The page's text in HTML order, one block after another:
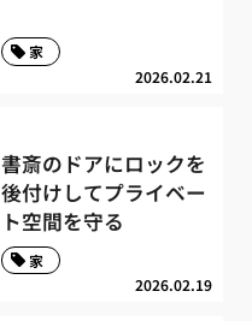
2026.02.21
家
書斎のドアにロックを
後付けしてプライベー
ト空間を守る
2026.02.19
家